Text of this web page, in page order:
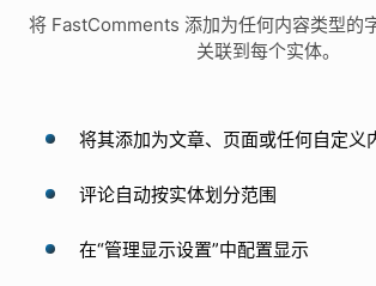
将 FastComments 添加为任何内容类型的
关联到每个实体。
将其添加为文章、页面或任何自定义
评论自动按实体划分范围
在“管理显示设置”中配置显示